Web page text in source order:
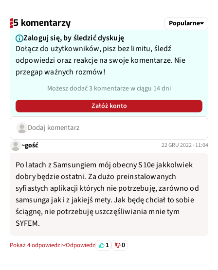
5 komentarzy Popularne
Zaloguj się, by śledzić dyskuję
Dołącz do użytkowników, pisz bez limitu, śledź
odpowiedzi oraz reakcje na swoje komentarze. Nie
przegap ważnych rozmów!
Możesz dodać 3 komentarze w ciągu 14 dni
Załóż konto
Dodaj komentarz
~gość 22 GRU 2022 · 11:04
Po latach z Samsungiem mój obecny S10e jakkolwiek
dobry będzie ostatni. Za dużo preinstalowanych
syfiastych aplikacji których nie potrzebuję, zarówno od
samsunga jak i z jakiejś mety. Jak będę chciał to sobie
ściągnę, nie potrzebuję uszczęśliwiania mnie tym
SYFEM.
Pokaż 4 odpowiedzi Odpowiedz 1 0